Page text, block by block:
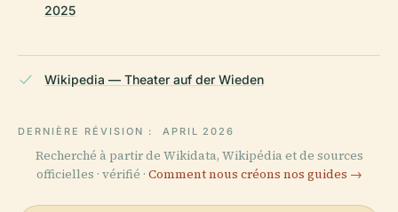
2025
Wikipedia — Theater auf der Wieden
DERNIÈRE RÉVISION : APRIL 2026
Recherché à partir de Wikidata, Wikipédia et de sources
officielles · vérifié · Comment nous créons nos guides →